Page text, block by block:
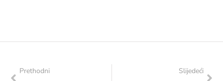
Prethodni
Slijedeći